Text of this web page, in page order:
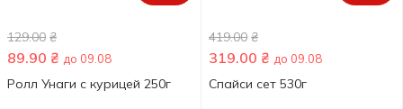
129.00 ₴
89.90 ₴ до 09.08
Ролл Унаги с курицей 250г
419.00 ₴
319.00 ₴ до 09.08
Спайси сет 530г